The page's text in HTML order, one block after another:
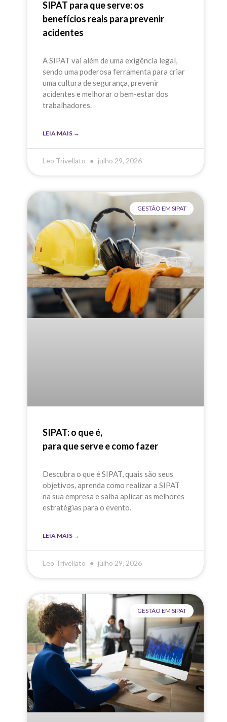
SIPAT para que serve: os
benefícios reais para prevenir
acidentes
A SIPAT vai além de uma exigência legal,
sendo uma poderosa ferramenta para criar
uma cultura de segurança, prevenir
acidentes e melhorar o bem-estar dos
trabalhadores.
LEIA MAIS →
Leo Trivellato julho 29, 2026
GESTÃO EM SIPAT
SIPAT: o que é,
para que serve e como fazer
Descubra o que é SIPAT, quais são seus
objetivos, aprenda como realizar a SIPAT
na sua empresa e saiba aplicar as melhores
estratégias para o evento.
LEIA MAIS →
Leo Trivellato julho 29, 2026
GESTÃO EM SIPAT